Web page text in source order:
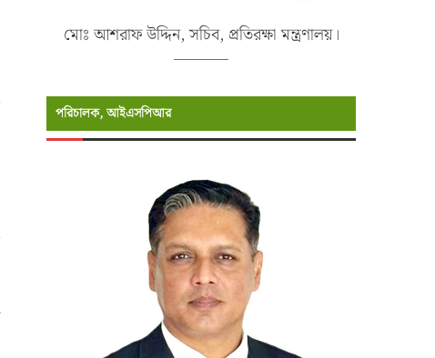
মোঃ আশরাফ উদ্দিন, সচিব, প্রতিরক্ষা মন্ত্রণালয়।
পরিচালক, আইএসপিআর